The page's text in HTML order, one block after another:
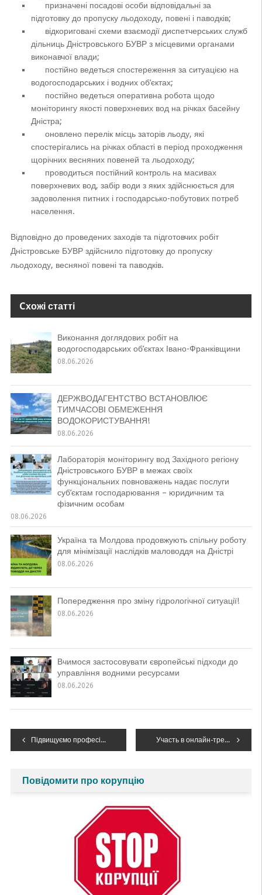
призначені посадові особи відповідальні за
підготовку до пропуску льодоходу, повені і паводків;
відкориговані схеми взаємодії диспетчерських служб
дільниць Дністровського БУВР з місцевими органами
виконавчої влади;
постійно ведеться спостереження за ситуацією на
водогосподарських і водних об’єктах;
постійно ведеться оперативна робота щодо
моніторингу якості поверхневих вод на річках басейну
Дністра;
оновлено перелік місць заторів льоду, які
спостерігались на річках області в період проходження
щорічних весняних повеней та льодоходу;
проводиться постійний контроль на масивах
поверхневих вод, забір води з яких здійснюється для
задоволення питних і господарсько-побутових потреб
населення.
Відповідно до проведених заходів та підготовчих робіт
Дністровське БУВР здійснило підготовку до пропуску
льодоходу, весняної повені та паводків.
Cхожі статті
Виконання доглядових робіт на
водогосподарських об’єктах Івано-Франківщини
08.06.2026
ДЕРЖВОДАГЕНТСТВО ВСТАНОВЛЮЄ
ТИМЧАСОВІ ОБМЕЖЕННЯ
ВОДОКОРИСТУВАННЯ!
08.06.2026
Лабораторія моніторингу вод Західного регіону
Дністровського БУВР в межах своїх
функціональних повноважень надає послуги
суб’єктам господарювання – юридичним та
фізичним особам
08.06.2026
Україна та Молдова продовжують спільну роботу
для мінімізації наслідків маловоддя на Дністрі
08.06.2026
Попередження про зміну гідрологічної ситуації!
08.06.2026
Вчимося застосовувати європейські підходи до
управління водними ресурсами
08.06.2026
Навігація
Підвищуємо професійний рівень Участь в онлайн-тренінгу щодо розроблення та встановлення режимів роботи водних об’єктів
Повідомити про корупцію